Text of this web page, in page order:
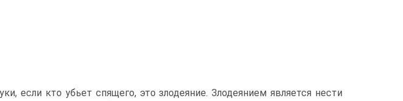
если кто убьет спящего, это злодеяние. Злодеянием является нести